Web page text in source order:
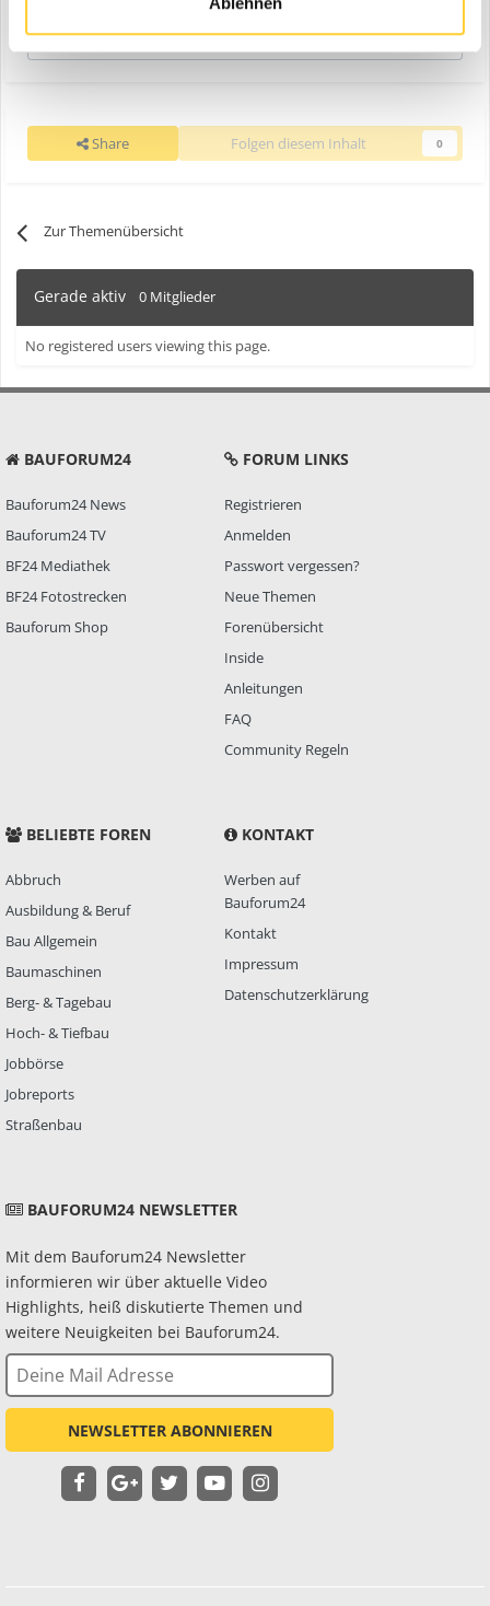
Antworte auf dieses Thema...
Share Folgen diesem Inhalt 0
Zur Themenübersicht
Gerade aktiv 0 Mitglieder
No registered users viewing this page.
BAUFORUM24
Bauforum24 News
Bauforum24 TV
BF24 Mediathek
BF24 Fotostrecken
Bauforum Shop
FORUM LINKS
Registrieren
Anmelden
Passwort vergessen?
Neue Themen
Forenübersicht
Inside
Anleitungen
FAQ
Community Regeln
BELIEBTE FOREN
Abbruch
Ausbildung & Beruf
Bau Allgemein
Baumaschinen
Berg- & Tagebau
Hoch- & Tiefbau
Jobbörse
Jobreports
Straßenbau
KONTAKT
Werben auf
Bauforum24
Kontakt
Impressum
Datenschutzerklärung
BAUFORUM24 NEWSLETTER
Mit dem Bauforum24 Newsletter
informieren wir über aktuelle Video
Highlights, heiß diskutierte Themen und
weitere Neuigkeiten bei Bauforum24.
NEWSLETTER ABONNIEREN